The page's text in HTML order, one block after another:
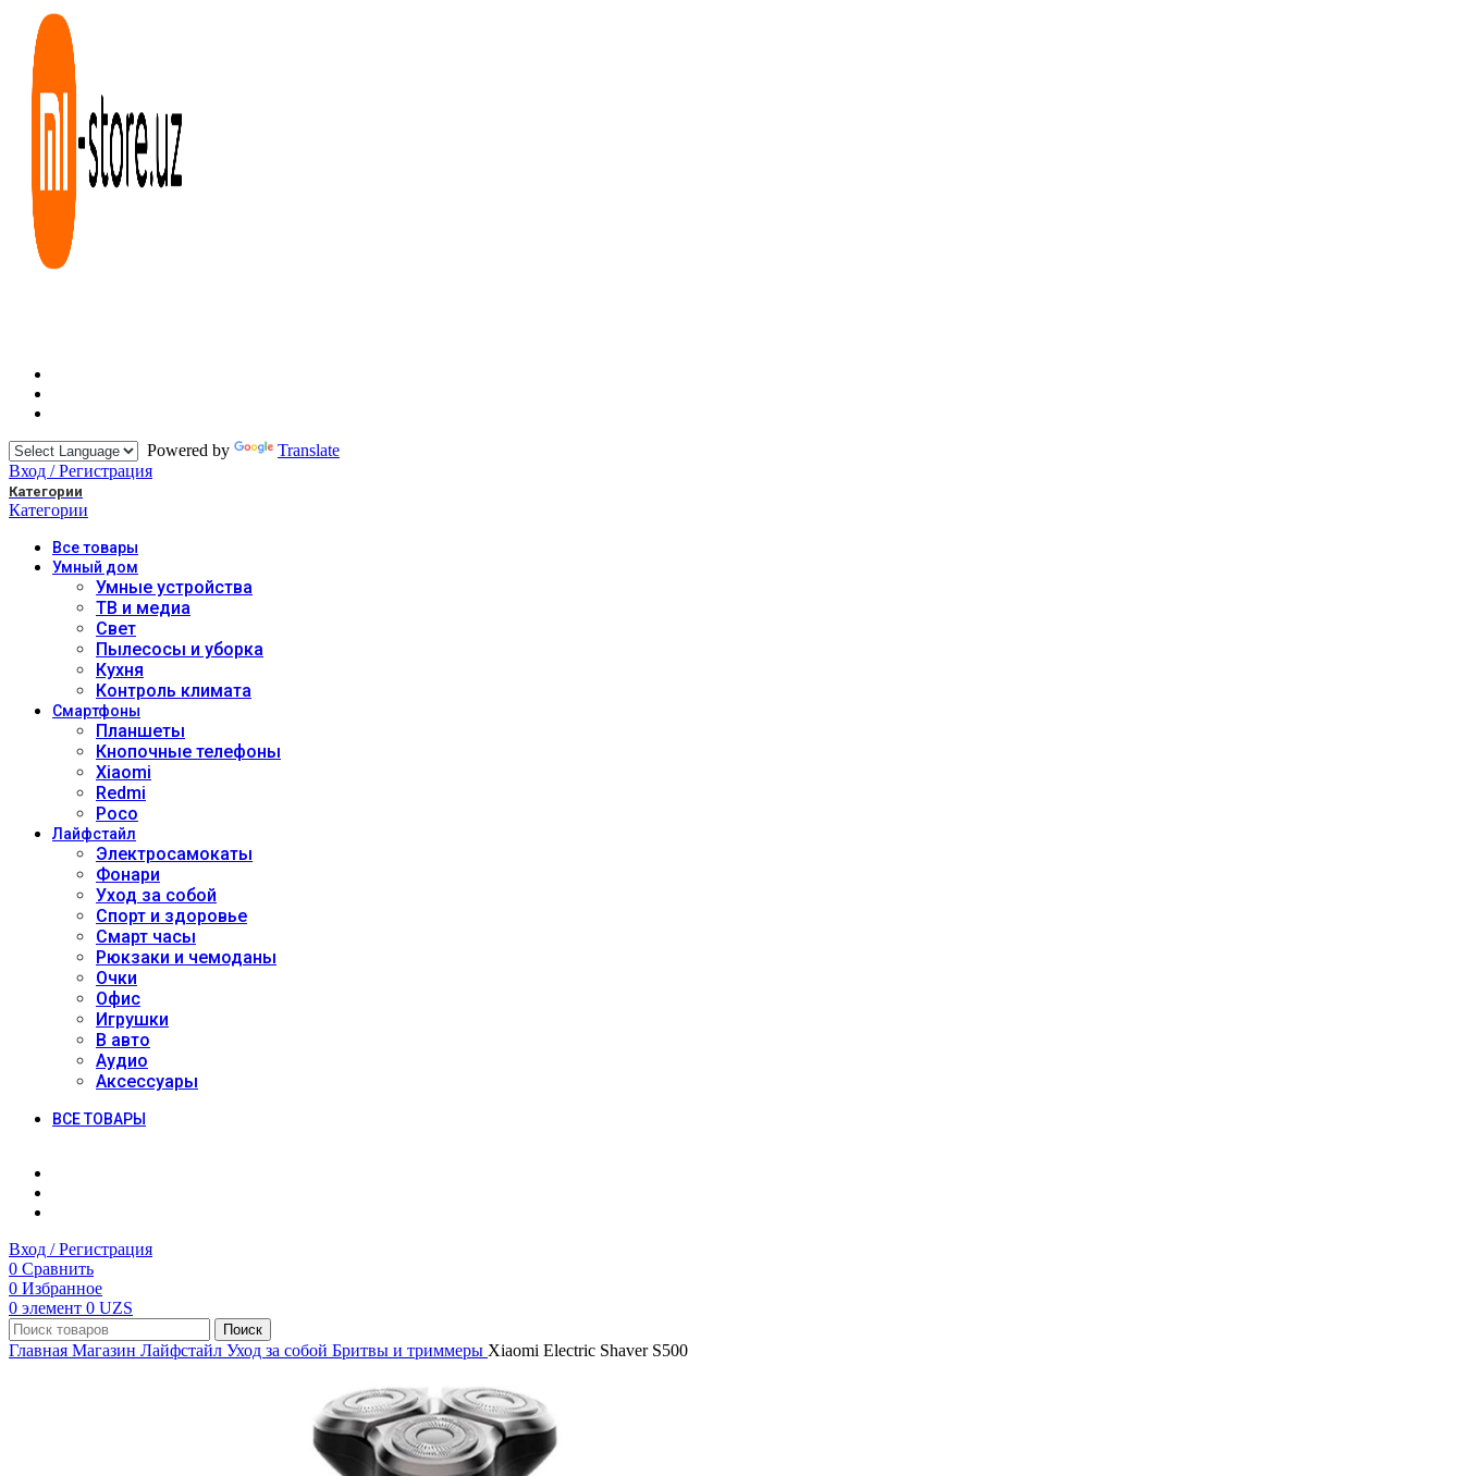
Powered by
Translate
Вход / Регистрация
Категории
Категории
Всетовары
Умный дом
Умные устройства
ТВ и медиа
Свет
Пылесосы и уборка
Кухня
Контроль климата
Смартфоны
Планшеты
Кнопочные телефоны
Xiaomi
Redmi
Poco
Лайфстайл
Электросамокаты
Фонари
Уход за собой
Спорт и здоровье
Смарт часы
Рюкзаки и чемоданы
Очки
Офис
Игрушки
В авто
Аудио
Аксессуары
ВСЕ ТОВАРЫ
Вход / Регистрация
0 Сравнить
0 Избранное
0 элемент 0 UZS
Поиск
Главная Магазин Лайфстайл Уход за собой Бритвы и триммеры Xiaomi Electric Shaver S500